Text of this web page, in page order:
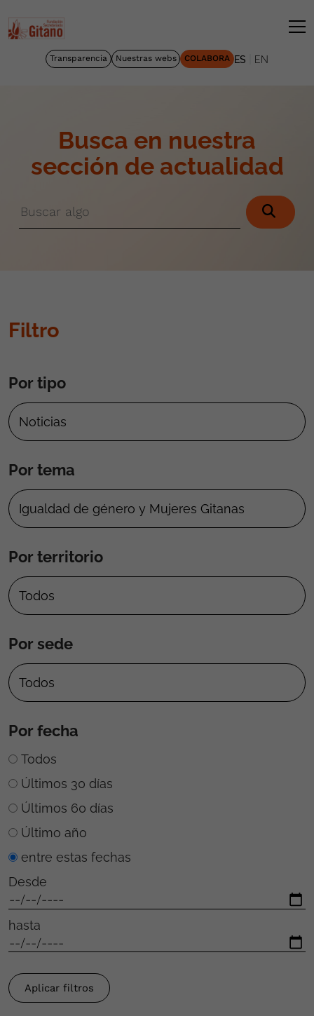
Transparencia Nuestras webs COLABORA ES EN
Busca en nuestra
sección de actualidad
Filtro
Por tipo
Por tema
Por territorio
Por sede
Por fecha
Todos
Últimos 30 días
Últimos 60 días
Último año
entre estas fechas
Desde
hasta